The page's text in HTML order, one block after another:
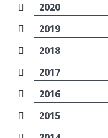
2020
2019
2018
2017
2016
2015